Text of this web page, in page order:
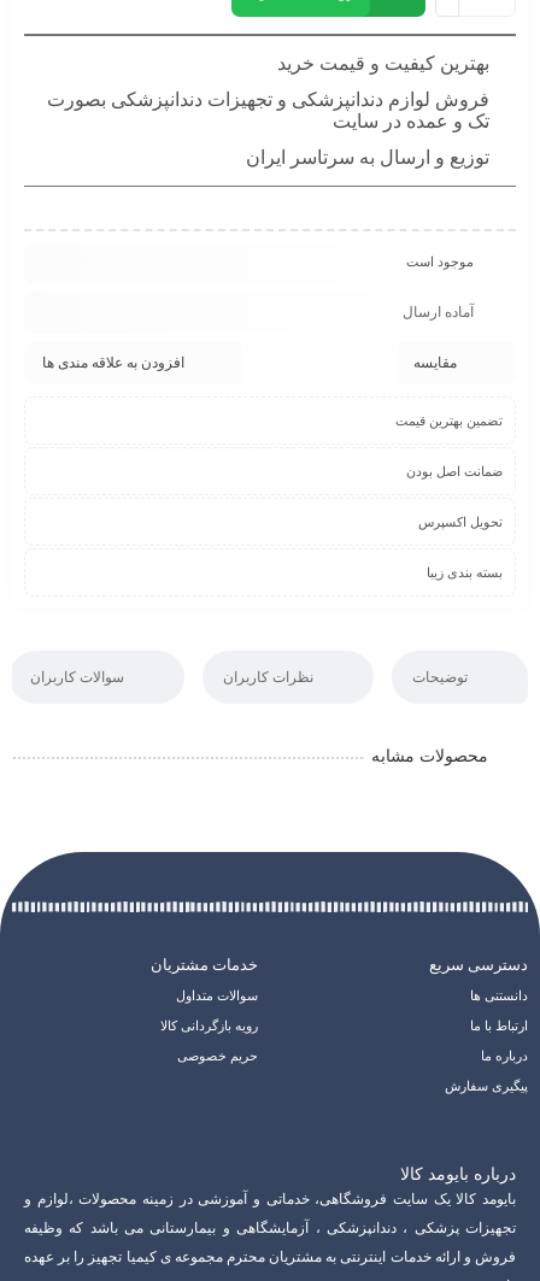
بهترین کیفیت و قیمت خرید
فروش لوازم دندانپزشکی و تجهیزات دندانپزشکی بصورت
تک و عمده در سایت
توزیع و ارسال به سرتاسر ایران
موجود است
آماده ارسال
مقایسه افزودن به علاقه مندی ها
تضمین بهترین قیمت
ضمانت اصل بودن
تحویل اکسپرس
بسته بندی زیبا
توضیحات نظرات کاربران سوالات کاربران
محصولات مشابه
دسترسی سریع
دانستنی ها
ارتباط با ما
درباره ما
پیگیری سفارش
خدمات مشتریان
سوالات متداول
رویه بازگردانی کالا
حریم خصوصی
درباره بایومد کالا
بایومد کالا یک سایت فروشگاهی، خدماتی و آموزشی در زمینه محصولات ،لوازم و
تجهیزات پزشکی ، دندانپزشکی ، آزمایشگاهی و بیمارستانی می باشد که وظیفه
فروش و ارائه خدمات اینترنتی به مشتریان محترم مجموعه ی کیمیا تجهیز را بر عهده